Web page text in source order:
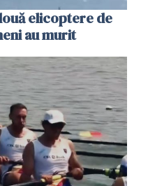
elicoptere de
au murit